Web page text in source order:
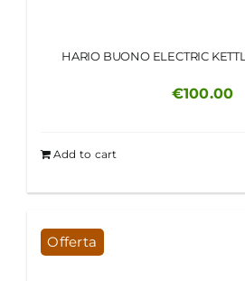
HARIO BUONO ELECTRIC
€100.00
Add to cart
Offerta